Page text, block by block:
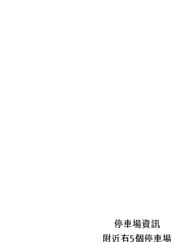
停車場資訊
附近有5個停車場